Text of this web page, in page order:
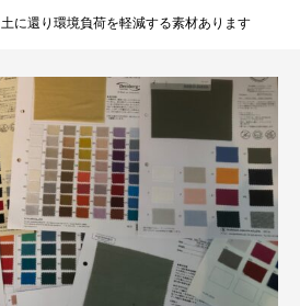
土に還り環境負荷を軽減する素材あります